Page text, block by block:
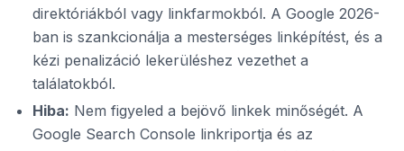
direktóriákból vagy linkfarmokból. A Google 2026-
ban is szankcionálja a mesterséges linképítést, és a
kézi penalizáció lekerüléshez vezethet a
találatokból.
Hiba: Nem figyeled a bejövő linkek minőségét. A
Google Search Console linkriportja és az